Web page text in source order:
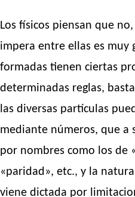
Los físicos piensan que
impera entre ellas es muy
formadas tienen ciertas
determinadas reglas,
las diversas partículas
mediante números, que a
por nombres como los de
«paridad», etc., y la
viene dictada por